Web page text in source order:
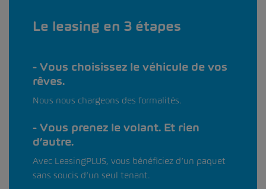
Le leasing en 3 étapes
Vous choisissez le véhicule de vos
rêves.
Nous nous chargeons des formalités.
Vous prenez le volant. Et rien
d’autre.
Avec LeasingPLUS, vous bénéficiez d’un paquet
sans soucis d’un seul tenant.